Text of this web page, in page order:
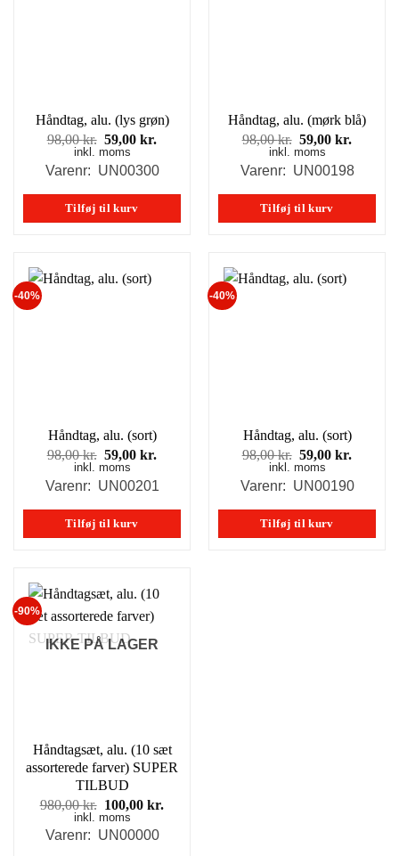
Håndtag, alu. (lys grøn)
98,00kr. Den
oprindelige
pris
98,00 kr..
59,00kr.
pris
59,00 kr..
inkl. moms
Varenr: UN00300
Tilføj til kurv
Håndtag, alu. (mørk blå)
98,00kr. Den
oprindelige
pris
98,00 kr..
59,00kr.
pris
59,00
inkl. moms
Varenr: UN00198
Tilføj til kurv
-40%
Håndtag, alu. (sort)
98,00kr. Den
oprindelige
pris
98,00 kr..
59,00kr.
pris
59,00 kr..
inkl. moms
Varenr: UN00201
Tilføj til kurv
-40%
Håndtag, alu. (sort)
98,00kr. Den
oprindelige
pris
98,00 kr..
59,00kr.
pris
59,00
inkl. moms
Varenr: UN00190
Tilføj til kurv
-90%
IKKE PÅ LAGER
Håndtagsæt, alu. (10 sæt
assorterede farver) SUPER
TILBUD
980,00kr. Den
oprindelige
pris
100,00kr.
inkl. moms
Varenr: UN00000